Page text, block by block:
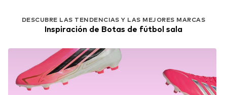
DESCUBRE LAS TENDENCIAS Y LAS MEJORES MARCAS
Inspiración de Botas de fútbol sala